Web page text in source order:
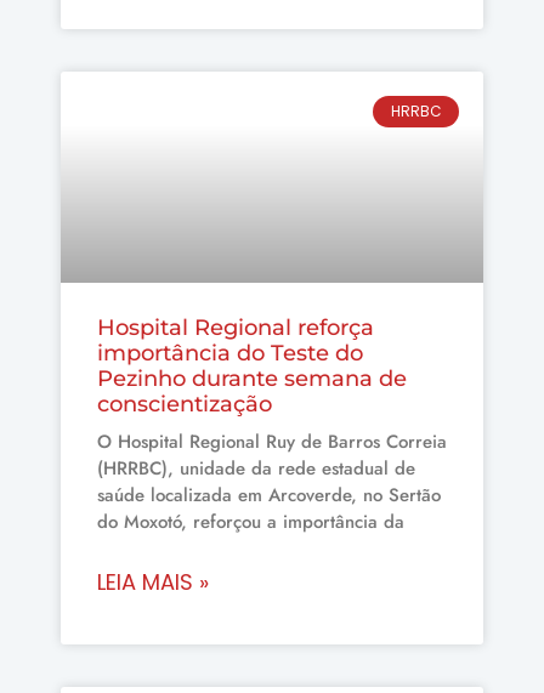
HRRBC
Hospital Regional reforça
importância do Teste do
Pezinho durante semana de
conscientização
O Hospital Regional Ruy de Barros Correia
(HRRBC), unidade da rede estadual de
saúde localizada em Arcoverde, no Sertão
do Moxotó, reforçou a importância da
LEIA MAIS »